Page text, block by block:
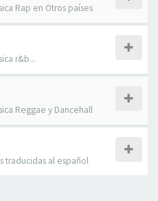
Rap en Otros países
r&b...
Reggae y Dancehall
traducidas al español